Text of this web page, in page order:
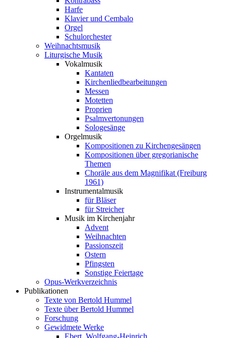
Harfe
Klavier und Cembalo
Orgel
Schulorchester
Weihnachtsmusik
Liturgische Musik
Vokalmusik
Kantaten
Kirchenliedbearbeitungen
Messen
Motetten
Proprien
Psalmvertonungen
Sologesänge
Orgelmusik
Kompositionen zu Kirchengesängen
Kompositionen über gregorianische
Themen
Choräle aus dem Magnifikat (Freiburg
1961)
Instrumentalmusik
für Bläser
für Streicher
Musik im Kirchenjahr
Advent
Weihnachten
Passionszeit
Ostern
Pfingsten
Sonstige Feiertage
Opus-Werkverzeichnis
Publikationen
Texte von Bertold Hummel
Texte über Bertold Hummel
Forschung
Gewidmete Werke